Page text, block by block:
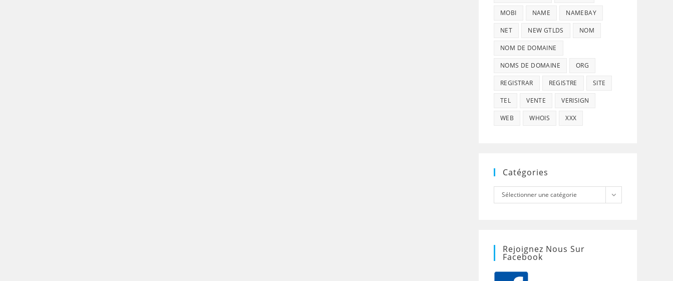
MOBI NAME NAMEBAY
NET NEW GTLDS NOM
NOM DE DOMAINE
NOMS DE DOMAINE ORG
REGISTRAR REGISTRE SITE
TEL VENTE VERISIGN
WEB WHOIS XXX
Catégories
Catégories
Sélectionner une catégorie
Rejoignez Nous Sur
Facebook